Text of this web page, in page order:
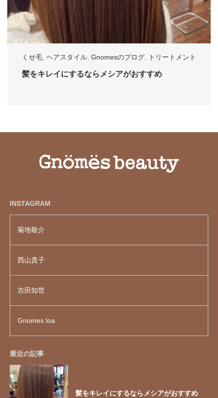
くせ毛, ヘアスタイル, Gnomesのブログ, トリートメント
髪をキレイにするならメシアがおすすめ
INSTAGRAM
菊地敬介
西山貴子
吉田知世
Gnomes loa
最近の記事
髪をキレイにするならメシアがおすすめ